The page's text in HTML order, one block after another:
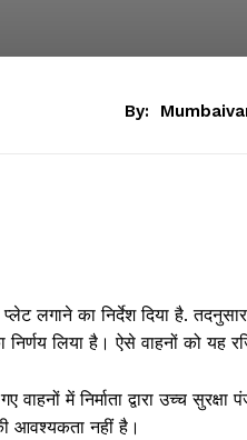
By:
प्लेट लगाने का निर्देश दिया है.
लिया है। ऐसे वाहनों को यह
में निर्माता द्वारा उच्च
आवश्यकता नहीं है।